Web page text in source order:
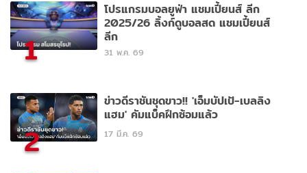
1
โปรแกรมบอลยูฟ่า แชมเปี้ยนส์ ลีก
2025/26 ลิ้งก์ดูบอลสด แชมเปี้ยนส์
ลีก
31 พ.ค. 69
2
ข่าวดีราชันชุดขาว!! 'เอ็มบัปเป้-เบลลิง
แฮม' คัมแบ็คฝึกซ้อมแล้ว
17 มี.ค. 69